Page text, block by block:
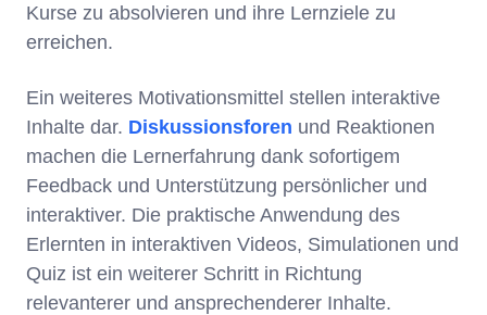
Kurse zu absolvieren und ihre Lernziele zu
erreichen.
Ein weiteres Motivationsmittel stellen interaktive
Inhalte dar. Diskussionsforen und Reaktionen
machen die Lernerfahrung dank sofortigem
Feedback und Unterstützung persönlicher und
interaktiver. Die praktische Anwendung des
Erlernten in interaktiven Videos, Simulationen und
Quiz ist ein weiterer Schritt in Richtung
relevanterer und ansprechenderer Inhalte.